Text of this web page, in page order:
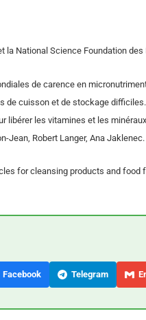
la National Science Foundation des
de carence en
de cuisson et de stockage
libérer les vitamines et les
Jean, Robert Langer, Ana Jaklenec.
for cleansing products and food
Facebook Telegram